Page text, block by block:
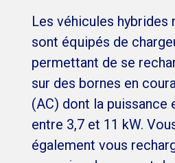
Les véhicules hybrides
sont équipés de
permettant de se
sur des bornes en
(AC) dont la puissance
entre 3,7 et 11 kW.
également vous